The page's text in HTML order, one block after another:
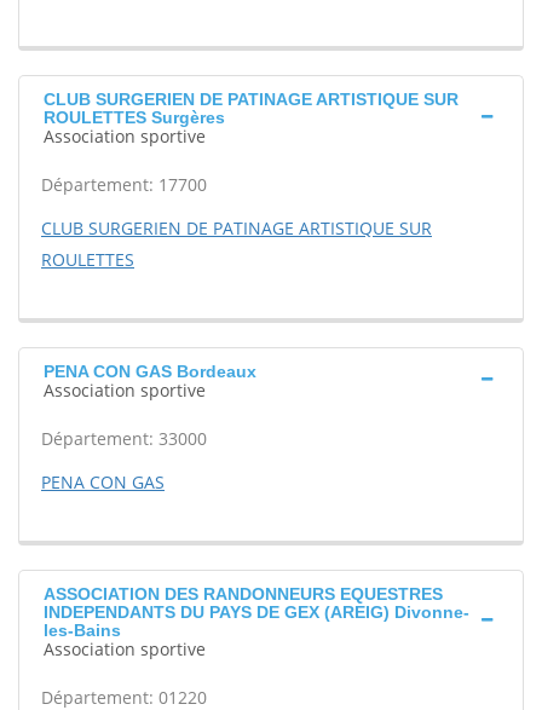
CLUB SURGERIEN DE PATINAGE ARTISTIQUE SUR
ROULETTES Surgères
Association sportive
Département: 17700
CLUB SURGERIEN DE PATINAGE ARTISTIQUE SUR
ROULETTES
PENA CON GAS Bordeaux
Association sportive
Département: 33000
PENA CON GAS
ASSOCIATION DES RANDONNEURS EQUESTRES
INDEPENDANTS DU PAYS DE GEX (AREIG) Divonne-
les-Bains
Association sportive
Département: 01220